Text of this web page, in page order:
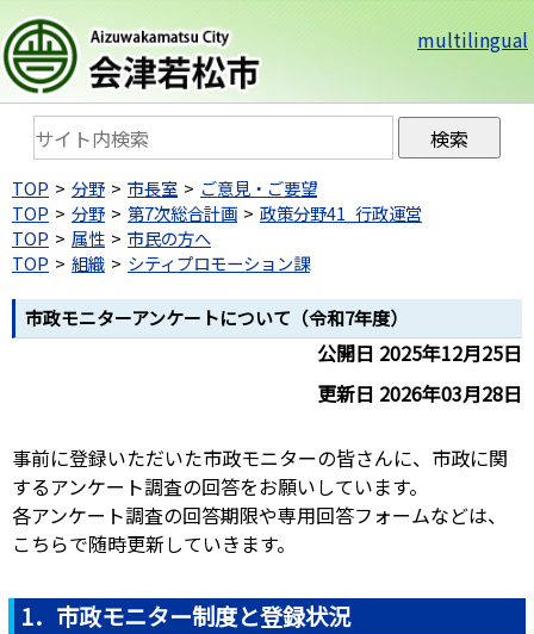
multilingual
TOP 分野 市長室
ご意見・ご要望
TOP
分野 第7次総合計画
政策分野41_行政運営
TOP
属性
市民の方へ
TOP
組織 シティプロモーション課
市政モニターアンケートについて（令和7年度）
公開日 2025年12月25日
更新日 2026年03月28日
事前に登録いただいた市政モニターの皆さんに、市政に関
するアンケート調査の回答をお願いしています。
各アンケート調査の回答期限や専用回答フォームなどは、
こちらで随時更新していきます。
1．市政モニター制度と登録状況